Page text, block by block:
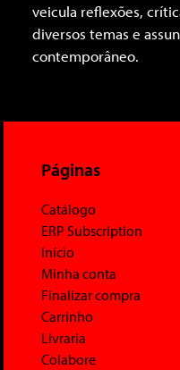
veicula reflexões,
diversos temas e
contemporâneo.
Páginas
Catálogo
ERP Subscription
Início
Minha conta
Finalizar compra
Carrinho
Livraria
Colabore